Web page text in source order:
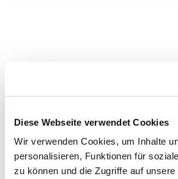
Diese Webseite verwendet Cookies
Wir verwenden Cookies, um Inhalte
personalisieren, Funktionen für
zu können und die Zugriffe auf